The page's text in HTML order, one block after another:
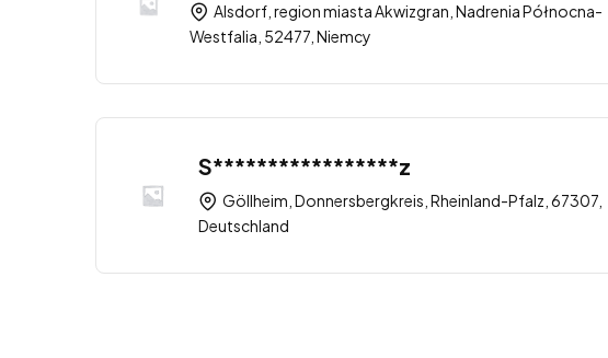
Alsdorf, region miasta Akwizgran, Nadrenia Północna-
Westfalia, 52477, Niemcy
S*****************z
Göllheim, Donnersbergkreis, Rheinland-Pfalz, 67307,
Deutschland